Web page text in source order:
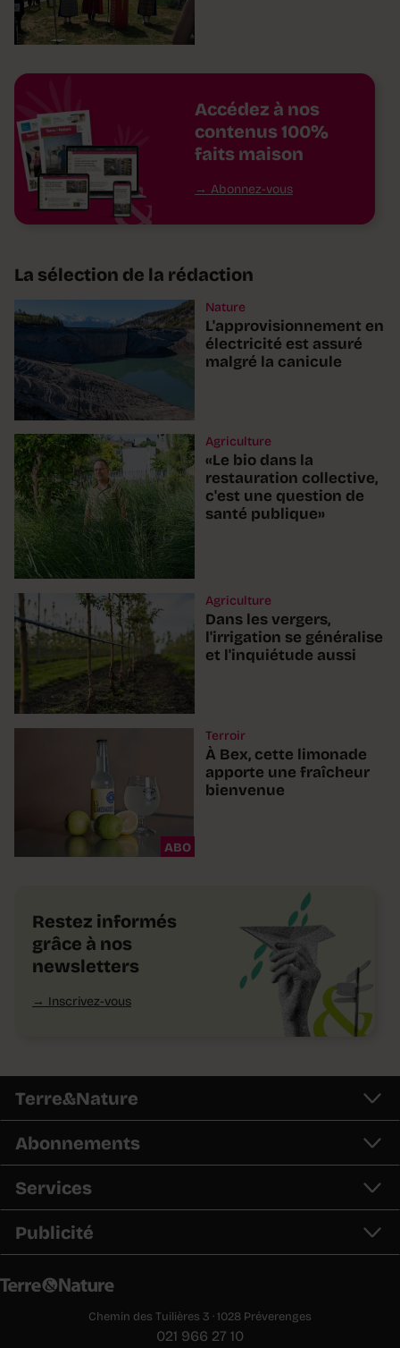
Accédez à nos
contenus 100%
faits maison
Abonnez-vous
La sélection de la rédaction
Nature
L'approvisionnement en
électricité est assuré
malgré la canicule
Agriculture
«Le bio dans la
restauration collective,
c'est une question de
santé publique»
Agriculture
Dans les vergers,
l'irrigation se généralise
et l'inquiétude aussi
ABO
Terroir
À Bex, cette limonade
apporte une fraîcheur
bienvenue
Restez informés
grâce à nos
newsletters
Inscrivez-vous
Terre&Nature
Abonnements
Services
Publicité
Chemin des Tuilières 3 · 1028 Préverenges
021 966 27 10